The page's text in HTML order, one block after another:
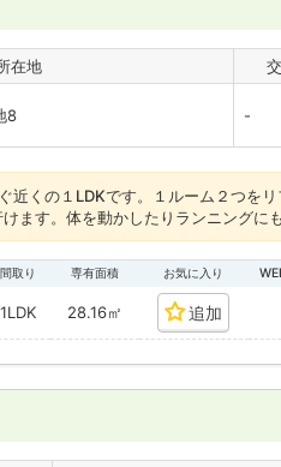
在地
8 -
近くの１LDKです。１ルーム２つを
ます。体を動かしたりランニングに
間取り 専有面積 お気に入り
1LDK 28.16㎡ 追加